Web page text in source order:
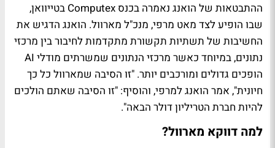
ההתבטאות של הואנג נאמרה בכנס Computex בטייוואן,
שבו הופיע לצד מאט מרפי, מנכ"ל מארוול. הואנג הדגיש את
החשיבות של תשתיות תקשורת מתקדמות לחיבור בין מרכזי
נתונים, במיוחד כאשר מרכזי הנתונים שמשרתים מודלי AI
הופכים גדולים ומורכבים יותר. "זו הסיבה שמארוול כל כך
חיונית", אמר הואנג למרפי, והוסיף: "זו הסיבה שאתם הולכים
להיות חברת הטריליון דולר הבאה".
למה דווקא מארוול?